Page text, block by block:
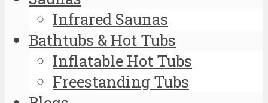
Infrared Saunas
Bathtubs & Hot Tubs
Inflatable Hot Tubs
Freestanding Tubs